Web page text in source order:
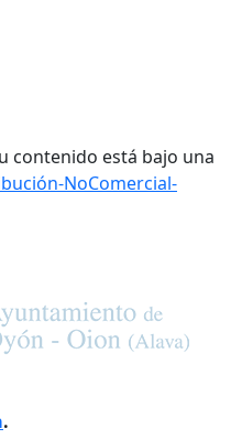
contenido está bajo una
NoComercial-
.